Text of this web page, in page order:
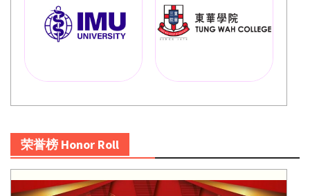
荣誉榜 Honor Roll